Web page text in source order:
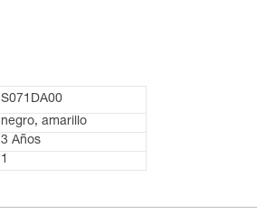
S071DA00
negro, amarillo
3 Años
1